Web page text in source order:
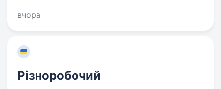
вчора
Різноробочий